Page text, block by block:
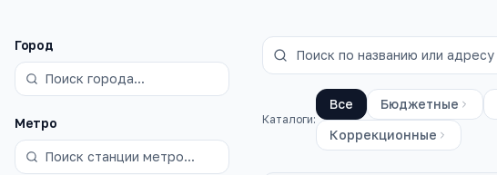
Фильтры
Город
Метро Каталоги:
Все Бюджетные
Коррекционные